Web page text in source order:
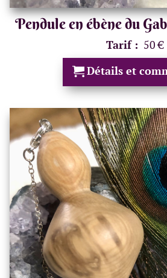
Pendule en ébène du
Tarif : 50 €
Détails et